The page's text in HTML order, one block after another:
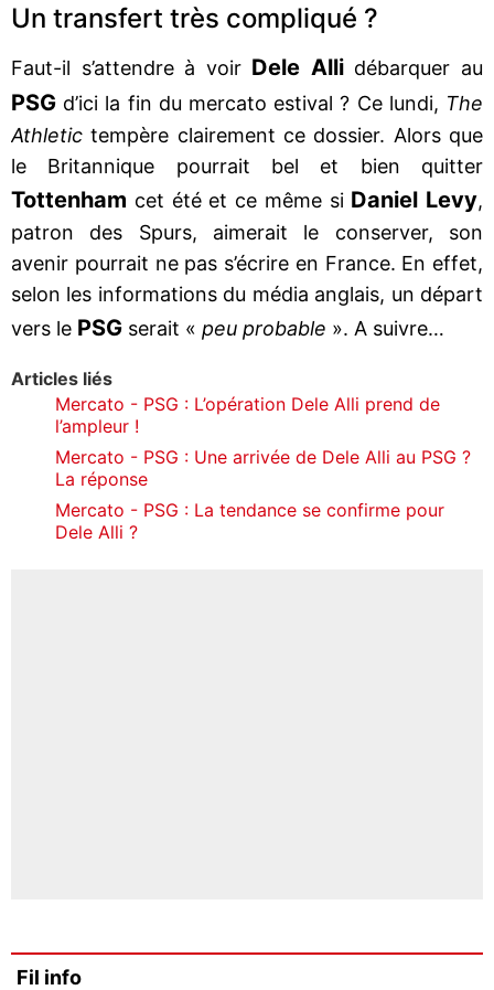
Un transfert très compliqué ?
Faut-il s’attendre à voir Dele Allidébarquer au
PSG d’ici la fin du mercato estival ? Ce lundi, The
Athletic tempère clairement ce dossier. Alors que
le Britannique pourrait bel et bien quitter
Tottenham cet été et ce même si Daniel Levy,
patron des Spurs, aimerait le conserver, son
avenir pourrait ne pas s’écrire en France. En effet,
selon les informations du média anglais, un départ
vers le PSG serait « peu probable ». A suivre…
Articles liés
Mercato - PSG : L’opération Dele Alli prend de
l’ampleur !
Mercato - PSG : Une arrivée de Dele Alli au PSG ?
La réponse
Mercato - PSG : La tendance se confirme pour
Dele Alli ?
Fil info